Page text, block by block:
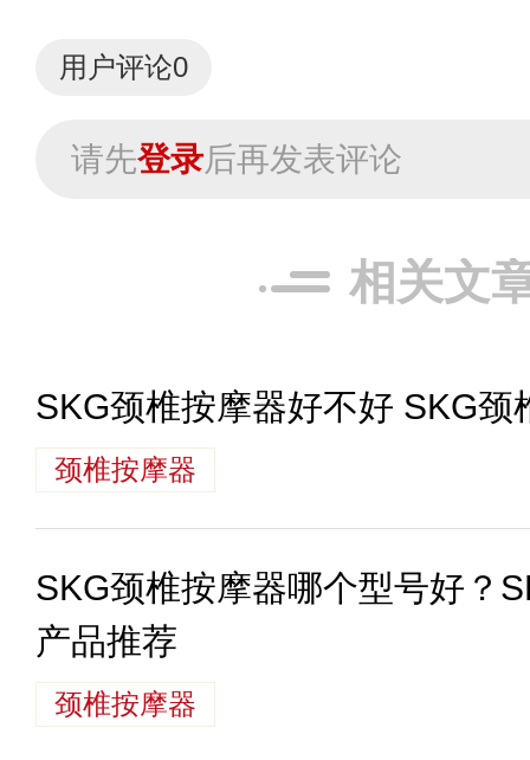
用户评论0
请先登录后再发表评论
相关文
SKG颈椎按摩器好不好 SKG颈
颈椎按摩器
SKG颈椎按摩器哪个型号好？
产品推荐
颈椎按摩器